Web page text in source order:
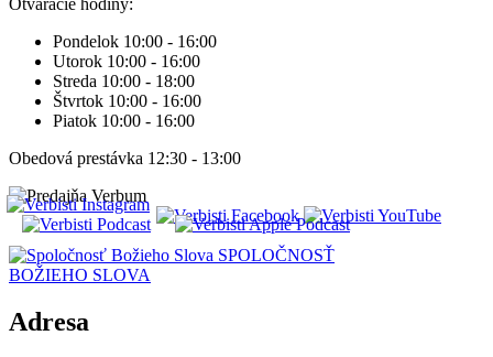
Pondelok 10:00 - 16:00
Utorok 10:00 - 16:00
Streda 10:00 - 18:00
Štvrtok 10:00 - 16:00
Piatok 10:00 - 16:00
Obedová prestávka 12:30 - 13:00
SPOLOČNOSŤ
BOŽIEHO SLOVA
Adresa